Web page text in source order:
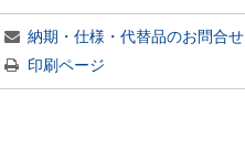
納期・仕様・代替品のお問合せ
印刷ページ